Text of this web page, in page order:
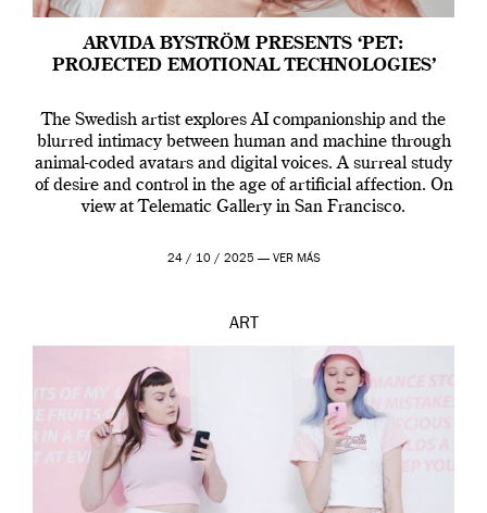
ARVIDA BYSTRÖM PRESENTS ‘PET:
PROJECTED EMOTIONAL TECHNOLOGIES’
The Swedish artist explores AI companionship and the
blurred intimacy between human and machine through
animal-coded avatars and digital voices. A surreal study
of desire and control in the age of artificial affection. On
view at Telematic Gallery in San Francisco.
24 / 10 / 2025 — VER MÁS
ART